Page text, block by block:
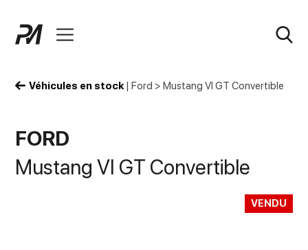
Véhicules en stock|Ford >Mustang VI GT Convertible
FORD
Mustang VI GT Convertible
VENDU